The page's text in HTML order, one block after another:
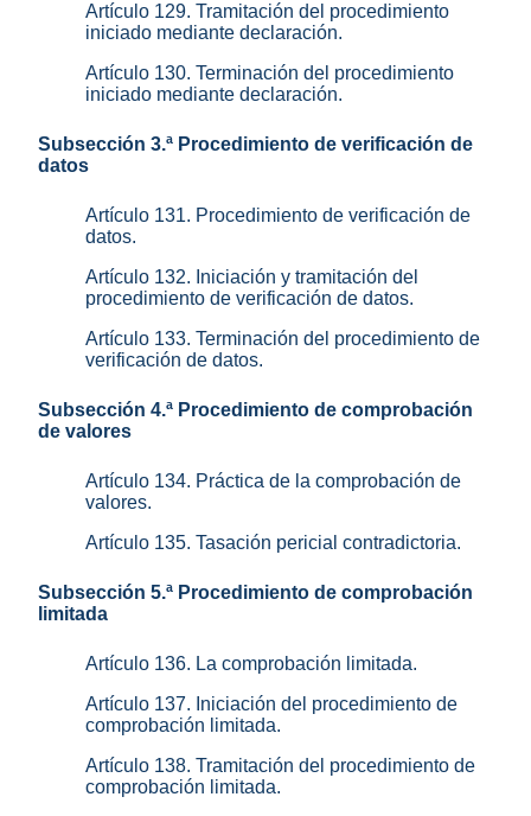
Artículo 129. Tramitación del procedimiento
iniciado mediante declaración.
Artículo 130. Terminación del procedimiento
iniciado mediante declaración.
Subsección 3.ª Procedimiento de verificación de
datos
Artículo 131. Procedimiento de verificación de
datos.
Artículo 132. Iniciación y tramitación del
procedimiento de verificación de datos.
Artículo 133. Terminación del procedimiento de
verificación de datos.
Subsección 4.ª Procedimiento de comprobación
de valores
Artículo 134. Práctica de la comprobación de
valores.
Artículo 135. Tasación pericial contradictoria.
Subsección 5.ª Procedimiento de comprobación
limitada
Artículo 136. La comprobación limitada.
Artículo 137. Iniciación del procedimiento de
comprobación limitada.
Artículo 138. Tramitación del procedimiento de
comprobación limitada.